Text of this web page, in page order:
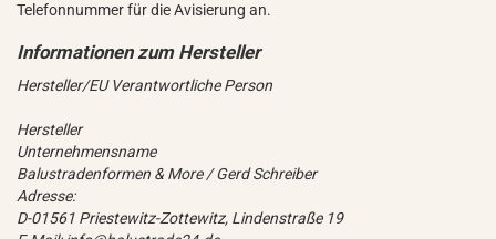
Telefonnummer für die Avisierung an.
Hersteller/EU Verantwortliche Person
Hersteller
Unternehmensname
Balustradenformen & More / Gerd Schreiber
Adresse:
D-01561 Priestewitz-Zottewitz, Lindenstraße 19